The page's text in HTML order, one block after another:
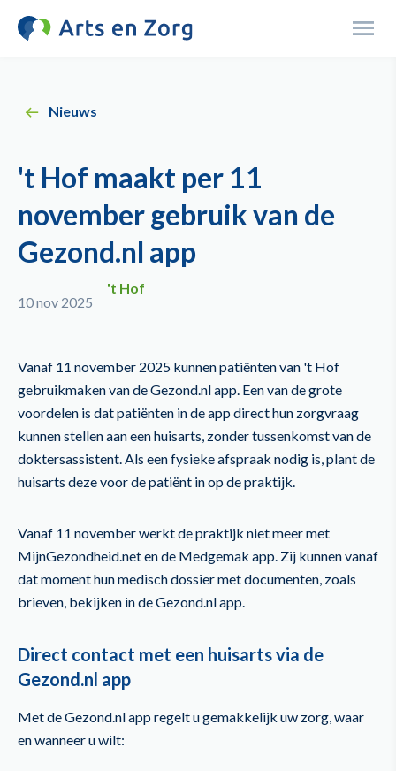
gaan
Menu
Nieuws
't Hof maakt per 11
november gebruik van de
Gezond.nl app
10 nov 2025
't Hof
Vanaf 11 november 2025 kunnen patiënten van 't Hof
gebruikmaken van de Gezond.nl app. Een van de grote
voordelen is dat patiënten in de app direct hun zorgvraag
kunnen stellen aan een huisarts, zonder tussenkomst van de
doktersassistent. Als een fysieke afspraak nodig is, plant de
huisarts deze voor de patiënt in op de praktijk.
Vanaf 11 november werkt de praktijk niet meer met
MijnGezondheid.net en de Medgemak app. Zij kunnen vanaf
dat moment hun medisch dossier met documenten, zoals
brieven, bekijken in de Gezond.nl app.
Direct contact met een huisarts via de
Gezond.nl app
Met de Gezond.nl app regelt u gemakkelijk uw zorg, waar
en wanneer u wilt: